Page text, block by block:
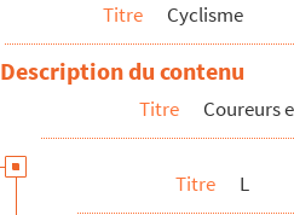
FSC-000686. Luperini, Fabiana
FSC-000687. Luttenberger, Peter
M
Titre Cyclisme
Description du contenu
Titre Coureurs
Titre L